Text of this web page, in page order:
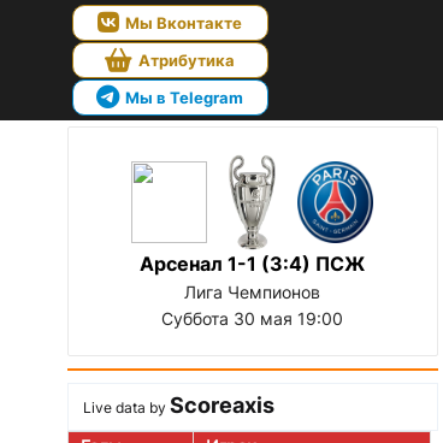
Мы Вконтакте
Атрибутика
Мы в Telegram
Арсенал 1-1 (3:4) ПСЖ
Лига Чемпионов
Суббота 30 мая 19:00
Live data by Scoreaxis